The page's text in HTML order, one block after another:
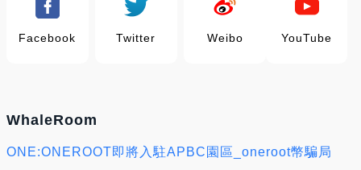
Facebook Twitter Weibo YouTube
WhaleRoom
ONE:ONEROOT即將入駐APBC園區_oneroot幣騙局